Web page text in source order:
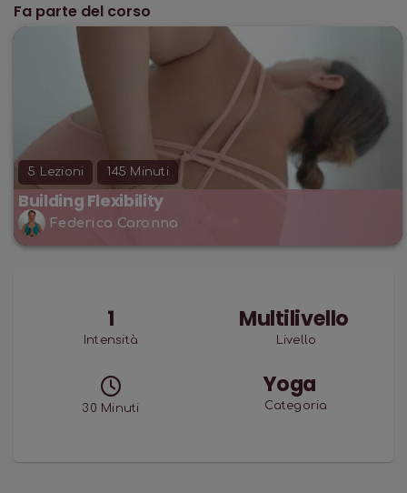
Fa parte del corso
5 Lezioni 145 Minuti
Building Flexibility
Federica Caronna
1
Intensità
Multilivello
Livello
30 Minuti
Yoga
Categoria